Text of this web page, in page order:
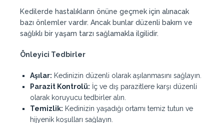
Kedilerde hastalıkların önüne geçmek için alınacak
bazı önlemler vardır. Ancak bunlar düzenli bakım ve
sağlıklı bir yaşam tarzı sağlamakla ilgilidir.
Önleyici Tedbirler
Aşılar: Kedinizin düzenli olarak aşılanmasını sağlayın.
Parazit Kontrolü: İç ve dış parazitlere karşı düzenli
olarak koruyucu tedbirler alın.
Temizlik: Kedinizin yaşadığı ortamı temiz tutun ve
hijyenik koşulları sağlayın.